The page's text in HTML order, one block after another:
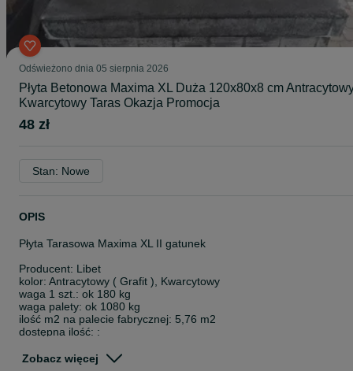
Odświeżono dnia 05 sierpnia 2026
Płyta Betonowa Maxima XL Duża 120x80x8 cm
Kwarcytowy Taras Okazja Promocja
48 zł
Stan: Nowe
OPIS
Płyta Tarasowa Maxima XL II gatunek
Producent: Libet
kolor: Antracytowy ( Grafit ), Kwarcytowy
waga 1 szt.: ok 180 kg
waga palety: ok 1080 kg
ilość m2 na palecie fabrycznej: 5,76 m2
dostępna ilość: :
Kwarcytowy - 42 szt
Zobacz więcej